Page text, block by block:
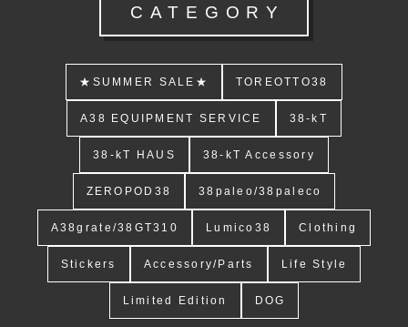
CATEGORY
★SUMMER SALE★ TOREOTTO38
A38 EQUIPMENT SERVICE 38-kT
38-kT HAUS 38-kT Accessory
ZEROPOD38 38paleo/38paleco
A38grate/38GT310 Lumico38 Clothing
Stickers Accessory/Parts Life Style
Limited Edition DOG